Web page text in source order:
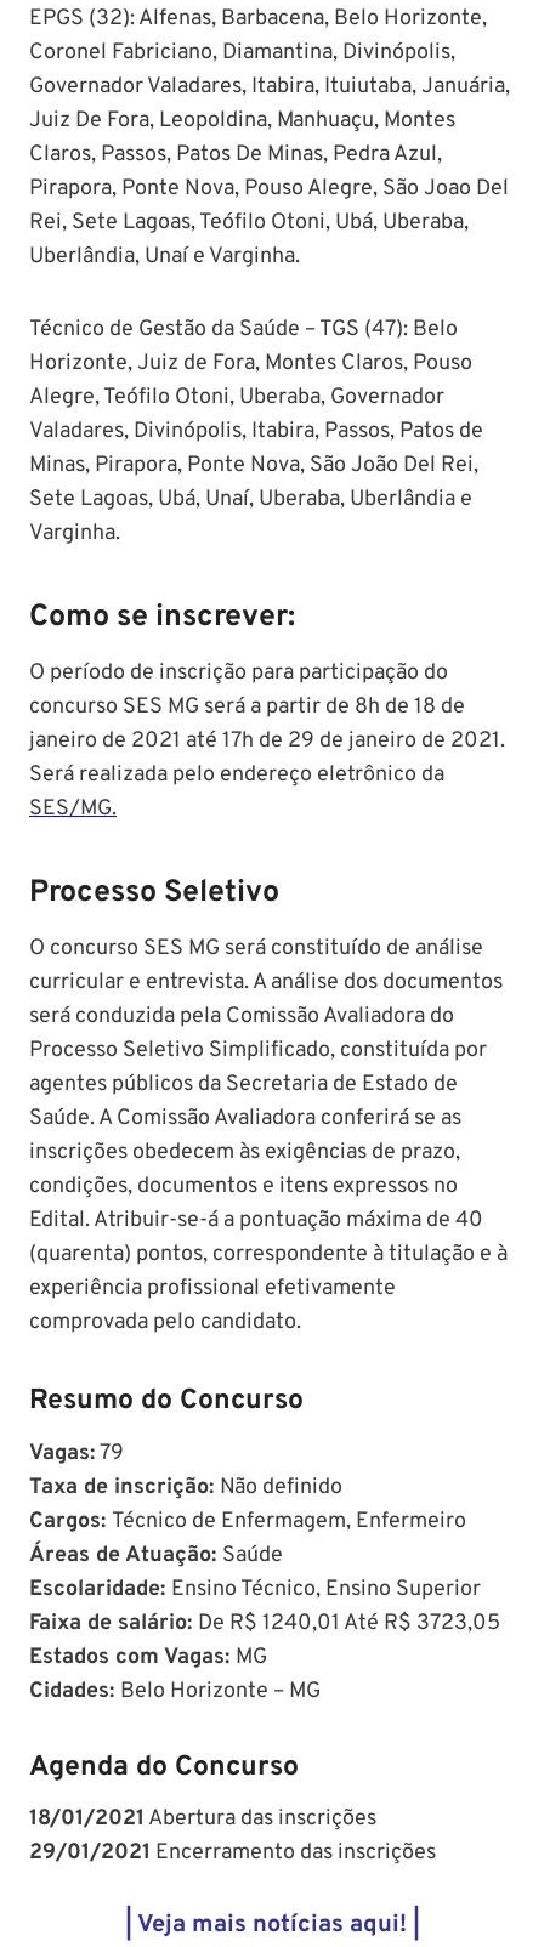
EPGS (32): Alfenas, Barbacena, Belo Horizonte,
Coronel Fabriciano, Diamantina, Divinópolis,
Governador Valadares, Itabira, Ituiutaba, Januária,
Juiz De Fora, Leopoldina, Manhuaçu, Montes
Claros, Passos, Patos De Minas, Pedra Azul,
Pirapora, Ponte Nova, Pouso Alegre, São Joao Del
Rei, Sete Lagoas, Teófilo Otoni, Ubá, Uberaba,
Uberlândia, Unaí e Varginha.
Técnico de Gestão da Saúde – TGS (47): Belo
Horizonte, Juiz de Fora, Montes Claros, Pouso
Alegre, Teófilo Otoni, Uberaba, Governador
Valadares, Divinópolis, Itabira, Passos, Patos de
Minas, Pirapora, Ponte Nova, São João Del Rei,
Sete Lagoas, Ubá, Unaí, Uberaba, Uberlândia e
Varginha.
Como se inscrever:
O período de inscrição para participação do
concurso SES MG será a partir de 8h de 18 de
janeiro de 2021 até 17h de 29 de janeiro de 2021.
Será realizada pelo endereço eletrônico da
SES/MG.
Processo Seletivo
O concurso SES MG será constituído de análise
curricular e entrevista. A análise dos documentos
será conduzida pela Comissão Avaliadora do
Processo Seletivo Simplificado, constituída por
agentes públicos da Secretaria de Estado de
Saúde. A Comissão Avaliadora conferirá se as
inscrições obedecem às exigências de prazo,
condições, documentos e itens expressos no
Edital. Atribuir-se-á a pontuação máxima de 40
(quarenta) pontos, correspondente à titulação e à
experiência profissional efetivamente
comprovada pelo candidato.
Resumo do Concurso
Vagas:79
Taxa de inscrição: Não definido
Cargos: Técnico de Enfermagem, Enfermeiro
Áreas de Atuação: Saúde
Escolaridade: Ensino Técnico, Ensino Superior
Faixa de salário: De R$ 1240,01 Até R$ 3723,05
Estados com Vagas: MG
Cidades: Belo Horizonte – MG
Agenda do Concurso
18/01/2021 Abertura das inscrições
29/01/2021 Encerramento das inscrições
| Veja mais notícias aqui! |